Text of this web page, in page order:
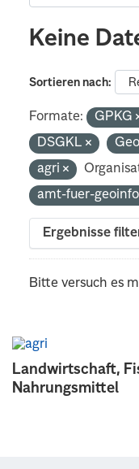
Landwirtschaft,
Nahrungsmittel
Keine
Sortieren nach
Formate: GPKG
DSGKL
agri
amt-fuer-
Ergebnisse
Bitte versuch es